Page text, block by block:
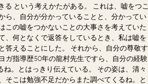
る という考えかたがある。 これは、嘘をつこ
ら、自分が分かっていることと、分かってい
この嘘をつかないことの大事さを考えていた
、何となくで返答をしているとき、私は嘘を
答えることにした。 それから、自分の尊敬す
ガ指導歴50年の龍村先生ですら、自分の経験
。とはっきり伝えている。 その姿は、清々
そこは勉強不足だからまた調べてくるね。と